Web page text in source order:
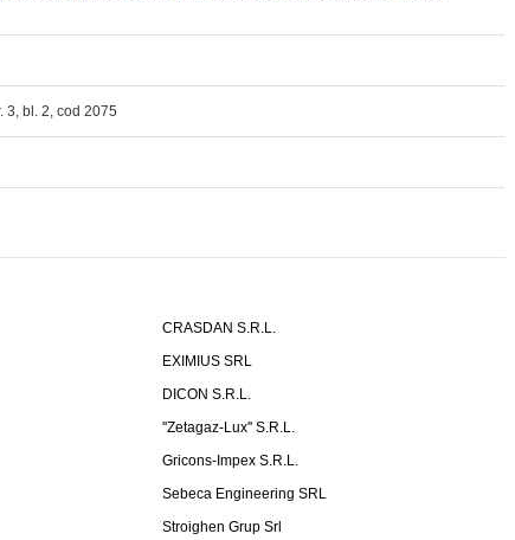
3, bl. 2, cod 2075
CRASDAN S.R.L.
EXIMIUS SRL
DICON S.R.L.
''Zetagaz-Lux'' S.R.L.
Gricons-Impex S.R.L.
Sebeca Engineering SRL
Stroighen Grup Srl